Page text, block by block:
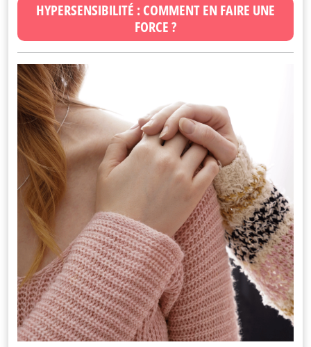
HYPERSENSIBILITÉ : COMMENT EN FAIRE UNE
FORCE ?